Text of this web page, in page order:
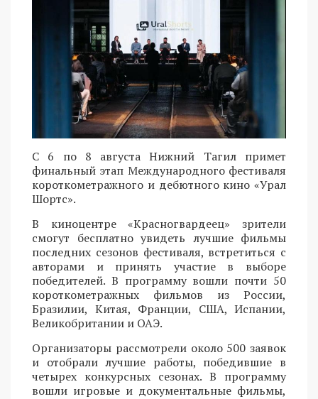
С 6 по 8 августа Нижний Тагил примет
финальный этап Международного фестиваля
короткометражного и дебютного кино «Урал
Шортс».
В киноцентре «Красногвардеец» зрители
смогут бесплатно увидеть лучшие фильмы
последних сезонов фестиваля, встретиться с
авторами и принять участие в выборе
победителей. В программу вошли почти 50
короткометражных фильмов из России,
Бразилии, Китая, Франции, США, Испании,
Великобритании и ОАЭ.
Организаторы рассмотрели около 500 заявок
и отобрали лучшие работы, победившие в
четырех конкурсных сезонах. В программу
вошли игровые и документальные фильмы,